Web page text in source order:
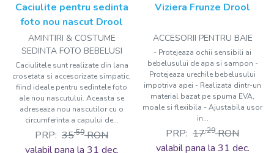
Caciulite pentru sedinta
foto nou nascut Drool
AMINTIRI & COSTUME
SEDINTA FOTO BEBELUSI
Caciulitele sunt realizate din lana
crosetata si accesorizate simpatic,
fiind ideale pentru sedintele foto
ale nou nascutului. Aceasta se
adreseaza nou nascutilor cu o
circumferinta a capului de...
PRP: 35,59 RON
valabil pana la 31 dec.
Viziera Frunze Drool
ACCESORII PENTRU BAIE
- Protejeaza ochii sensibili ai
bebelusului de apa si sampon -
Protejeaza urechile bebelusului
impotriva apei - Realizata dintr-un
material bazat pe spuma EVA,
moale si flexibila - Ajustabila usor
in...
PRP: 17,29 RON
valabil pana la 31 dec.